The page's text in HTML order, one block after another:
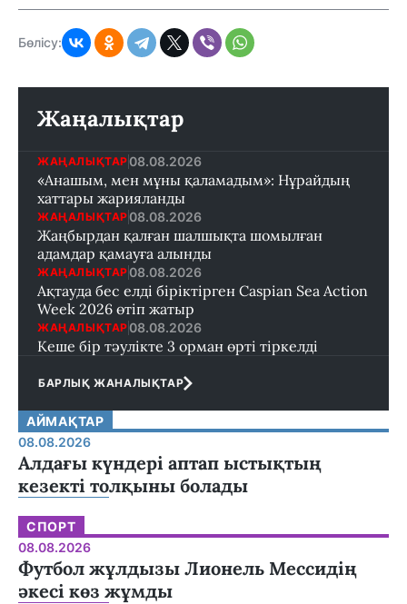
Бөлісу:
Жаңалықтар
ЖАҢАЛЫҚТАР 08.08.2026
«Анашым, мен мұны қаламадым»: Нұрайдың
хаттары жарияланды
ЖАҢАЛЫҚТАР 08.08.2026
Жаңбырдан қалған шалшықта шомылған
адамдар қамауға алынды
ЖАҢАЛЫҚТАР 08.08.2026
Ақтауда бес елді біріктірген Caspian Sea Action
Week 2026 өтіп жатыр
ЖАҢАЛЫҚТАР 08.08.2026
Кеше бір тәулікте 3 орман өрті тіркелді
БАРЛЫҚ ЖАНАЛЫҚТАР
АЙМАҚТАР
08.08.2026
Алдағы күндері аптап ыстықтың
кезекті толқыны болады
СПОРТ
08.08.2026
Футбол жұлдызы Лионель Мессидің
әкесі көз жұмды